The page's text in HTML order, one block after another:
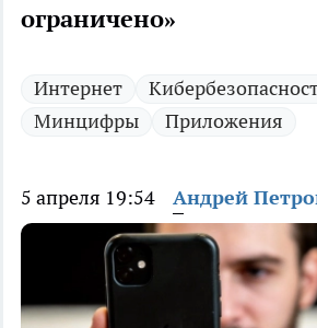
ограничено»
Интернет
Минцифры
Приложения
5 апреля 19:54 Андрей